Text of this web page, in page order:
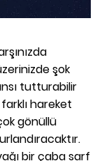
şok
tutturabilir
hareket
gönüllü
bir çaba sarf